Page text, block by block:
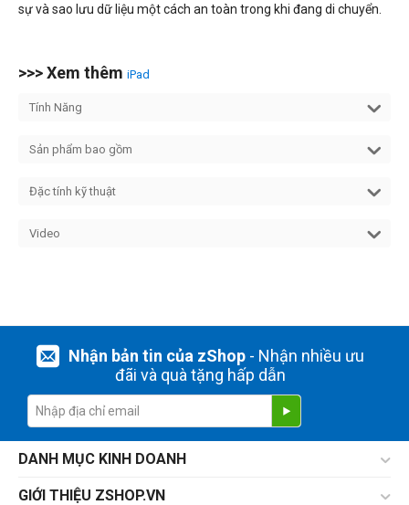
sự và sao lưu dữ liệu một cách an toàn trong khi đang di chuyển.
>>> Xem thêm iPad
Tính Năng
Sản phẩm bao gồm
Đặc tính kỹ thuật
Video
Nhận bản tin của zShop- Nhận nhiều ưu
đãi và quà tặng hấp dẫn
DANH MỤC KINH DOANH
GIỚI THIỆU ZSHOP.VN